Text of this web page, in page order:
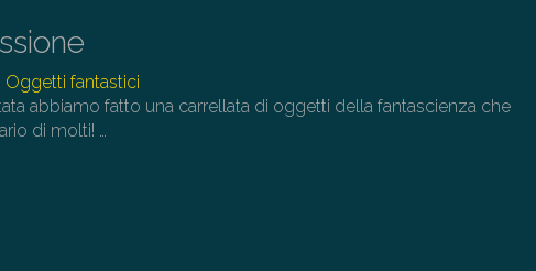
volume.
Oggetti fantastici
abbiamo fatto una carrellata di oggetti della fantascienza che
di molti! …